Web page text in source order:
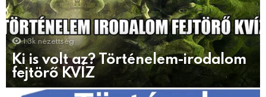
1.3k nézettség
Ki is volt az? Történelem-irodalom
fejtörő KVÍZ